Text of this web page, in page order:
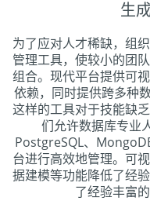
生
为了应对人才稀缺，组
管理工具，使较小的团
组合。现代平台提供可
依赖，同时提供跨多种
这样的工具对于技能缺
们允许数据库专业
PostgreSQL、
台进行高效地管理。可
据建模等功能降低了经
了经验丰富